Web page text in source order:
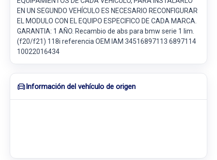
EN UN SEGUNDO VEHÍCULO ES NECESARIO RECONFIGURAR
EL MODULO CON EL EQUIPO ESPECIFICO DE CADA MARCA.
GARANTIA: 1 AÑO. Recambio de abs para bmw serie 1 lim.
(f20/f21) 118i referencia OEM IAM 34516897113 6897114
10022016434
Información del vehículo de origen